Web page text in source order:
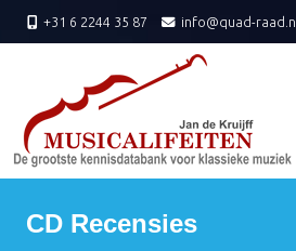
+31 6 2244 35 87 info@quad-raad.nl
CD Recensies